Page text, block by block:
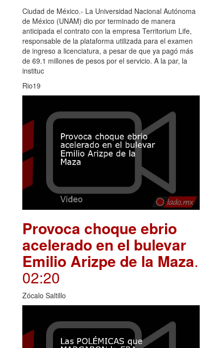
Ciudad de México.- La Universidad Nacional Autónoma
de México (UNAM) dio por terminado de manera
anticipada el contrato con la empresa Territorium Life,
responsable de la plataforma utilizada para el examen
de ingreso a licenciatura, a pesar de que ya pagó más
de 69.1 millones de pesos por el servicio. A la par, la
instituc
Rio19
Provoca choque ebrio
acelerado en el bulevar
Emilio Arizpe de la Maza.
02:20
Zócalo Saltillo